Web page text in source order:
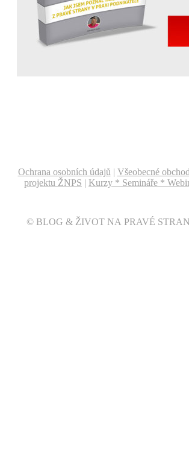
Ochrana osobních údajů | Všeobecné
projektu ŽNPS | Kurzy * Semináře *
© BLOG & ŽIVOT NA PRAVÉ